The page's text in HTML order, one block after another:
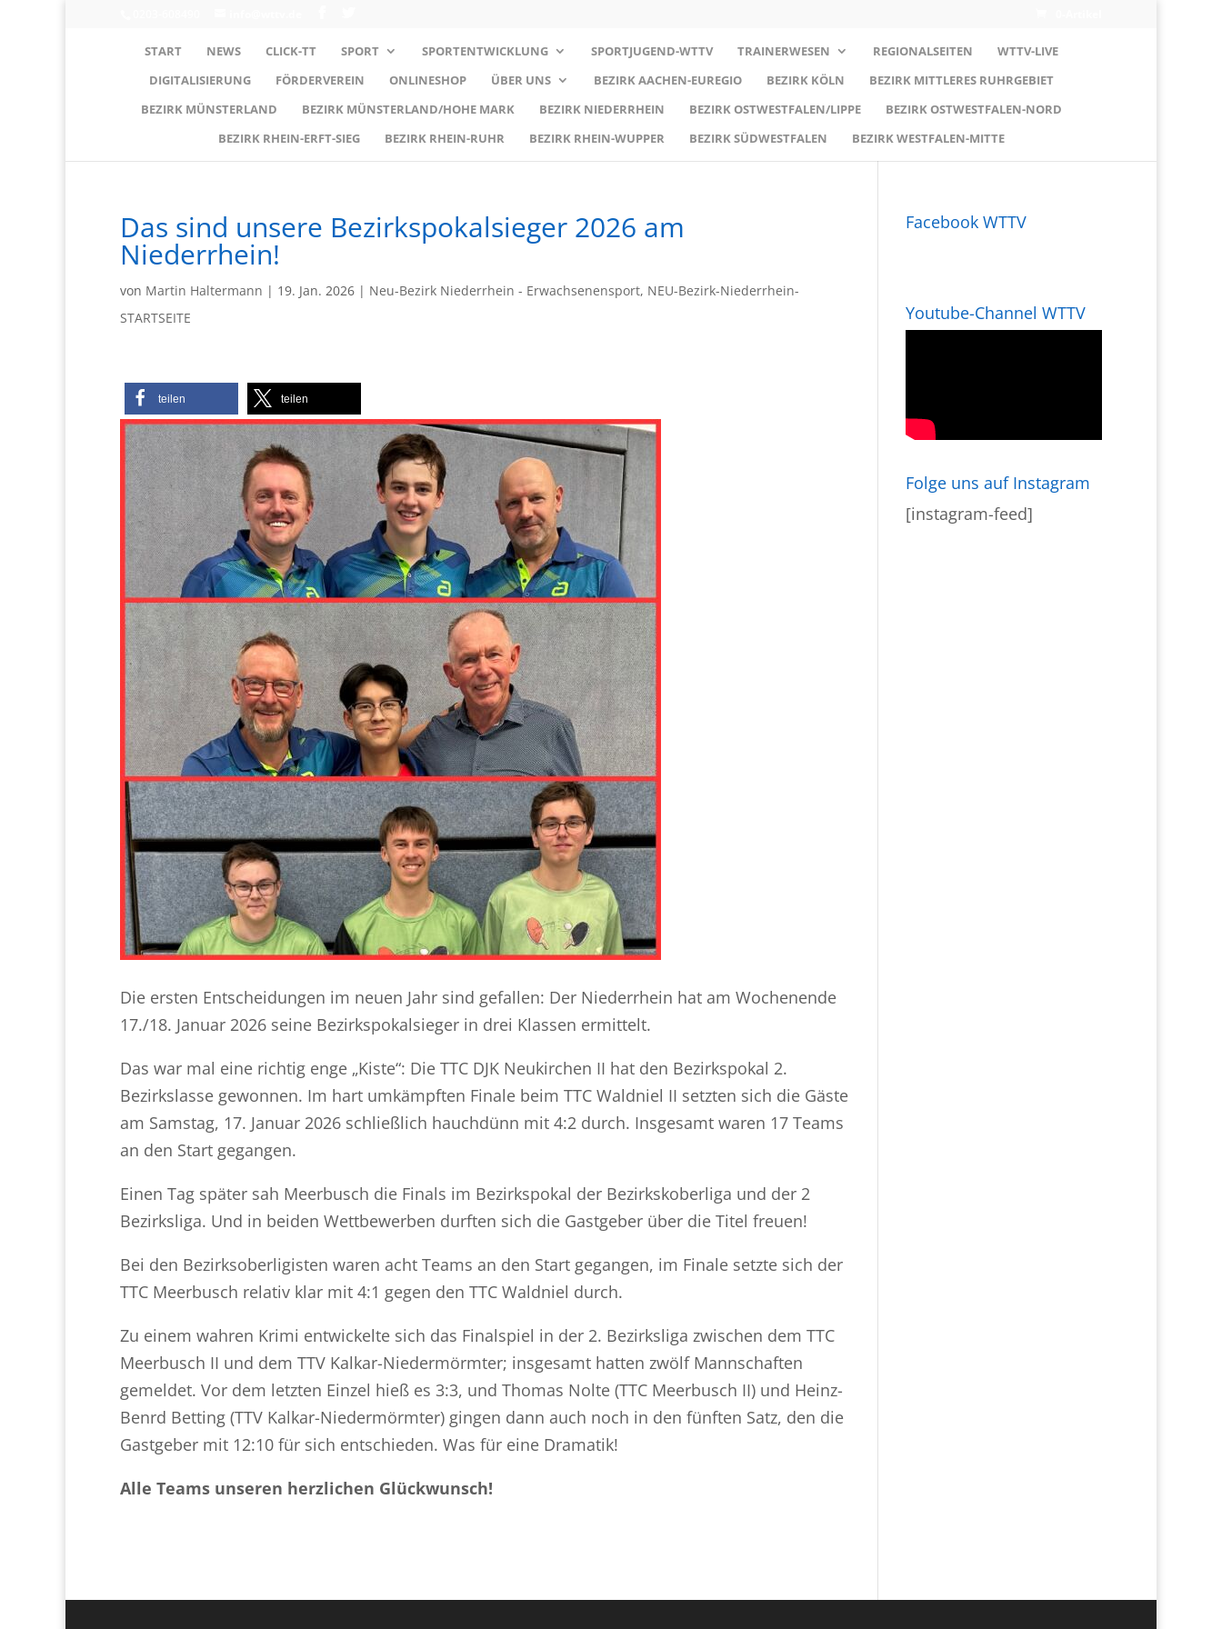
START NEWS CLICK-TT SPORT SPORTENTWICKLUNG SPORTJUGEND-WTTV TRAINERWESEN REGIONALSEITEN
WTTV-LIVE
DIGITALISIERUNG
FÖRDERVEREIN ONLINESHOP ÜBER UNS BEZIRK AACHEN-EUREGIO BEZIRK KÖLN
BEZIRK MITTLERES RUHRGEBIET
BEZIRK MÜNSTERLAND
BEZIRK MÜNSTERLAND/HOHE MARK BEZIRK NIEDERRHEIN BEZIRK OSTWESTFALEN/LIPPE
BEZIRK OSTWESTFALEN-NORD
BEZIRK RHEIN-ERFT-SIEG
BEZIRK RHEIN-RUHR BEZIRK RHEIN-WUPPER BEZIRK SÜDWESTFALEN BEZIRK WESTFALEN-MITTE
Das sind unsere Bezirkspokalsieger 2026 am
Niederrhein!
von Martin Haltermann | 19. Jan. 2026 | Neu-Bezirk Niederrhein - Erwachsenensport, NEU-Bezirk-Niederrhein-
STARTSEITE
teilen teilen
Die ersten Entscheidungen im neuen Jahr sind gefallen: Der Niederrhein hat am Wochenende
17./18. Januar 2026 seine Bezirkspokalsieger in drei Klassen ermittelt.
Das war mal eine richtig enge „Kiste“: Die TTC DJK Neukirchen II hat den Bezirkspokal 2.
Bezirkslasse gewonnen. Im hart umkämpften Finale beim TTC Waldniel II setzten sich die Gäste
am Samstag, 17. Januar 2026 schließlich hauchdünn mit 4:2 durch. Insgesamt waren 17 Teams
an den Start gegangen.
Einen Tag später sah Meerbusch die Finals im Bezirkspokal der Bezirkskoberliga und der 2
Bezirksliga. Und in beiden Wettbewerben durften sich die Gastgeber über die Titel freuen!
Bei den Bezirksoberligisten waren acht Teams an den Start gegangen, im Finale setzte sich der
TTC Meerbusch relativ klar mit 4:1 gegen den TTC Waldniel durch.
Zu einem wahren Krimi entwickelte sich das Finalspiel in der 2. Bezirksliga zwischen dem TTC
Meerbusch II und dem TTV Kalkar-Niedermörmter; insgesamt hatten zwölf Mannschaften
gemeldet. Vor dem letzten Einzel hieß es 3:3, und Thomas Nolte (TTC Meerbusch II) und Heinz-
Benrd Betting (TTV Kalkar-Niedermörmter) gingen dann auch noch in den fünften Satz, den die
Gastgeber mit 12:10 für sich entschieden. Was für eine Dramatik!
Alle Teams unseren herzlichen Glückwunsch!
Facebook WTTV
Youtube-Channel WTTV
Folge uns auf Instagram
[instagram-feed]